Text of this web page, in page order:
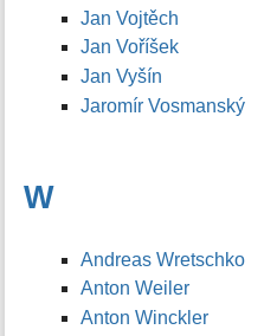
Jan Vojtěch
Jan Voříšek
Jan Vyšín
Jaromír Vosmanský
W
Andreas Wretschko
Anton Weiler
Anton Winckler